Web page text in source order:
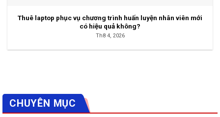
Thuê laptop phục vụ chương trình huấn luyện nhân viên mới
có hiệu quả không?
Th8 4, 2026
CHUYÊN MỤC